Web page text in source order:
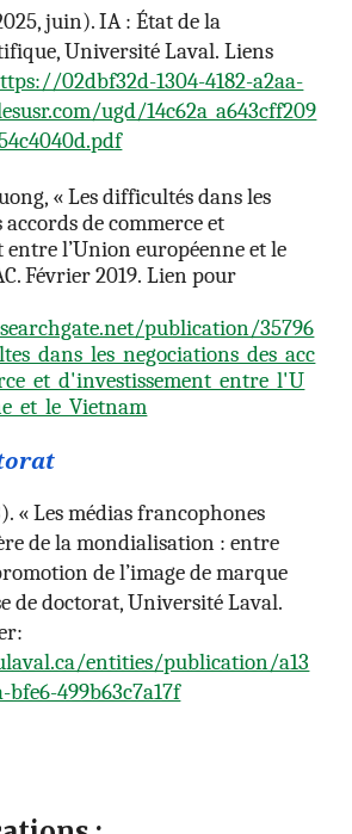
juin). IA : État de la
Université Laval. Liens
02dbf32d-1304-4182-a2aa-
ugd/14c62a_a643cff209
« Les difficultés dans les
de commerce et
entre l’Union européenne et le
Février 2019. Lien pour
publication/35796
« Les médias francophones
de la mondialisation : entre
de l’image de marque
de doctorat, Université Laval.
entities/publication/a13
bfe6-499b63c7a17f